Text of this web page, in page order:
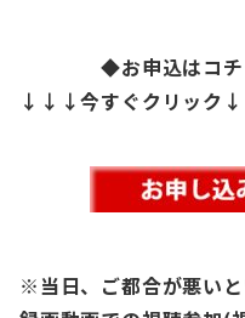
◆お申込はコチ
↓↓↓今すぐクリック
※当日、ご都合が悪いと